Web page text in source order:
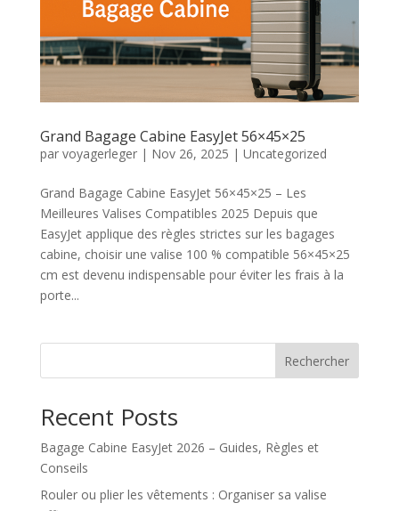
Grand Bagage Cabine EasyJet 56×45×25
par voyagerleger| Nov 26, 2025 | Uncategorized
Grand Bagage Cabine EasyJet 56×45×25 – Les
Meilleures Valises Compatibles 2025 Depuis que
EasyJet applique des règles strictes sur les bagages
cabine, choisir une valise 100 % compatible 56×45×25
cm est devenu indispensable pour éviter les frais à la
porte...
Rechercher
Recent Posts
Bagage Cabine EasyJet 2026 – Guides, Règles et
Conseils
Rouler ou plier les vêtements : Organiser sa valise